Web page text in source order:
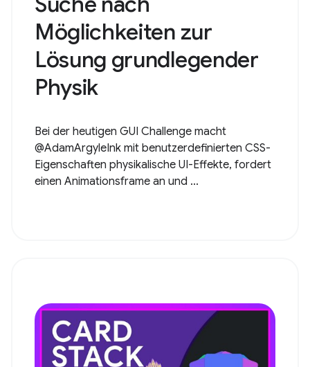
Möglichkeiten zur
Lösung grundlegender
Physik
Bei der heutigen GUI Challenge macht
@AdamArgyleInk mit benutzerdefinierten CSS-
Eigenschaften physikalische UI-Effekte, fordert
einen Animationsframe an und ...